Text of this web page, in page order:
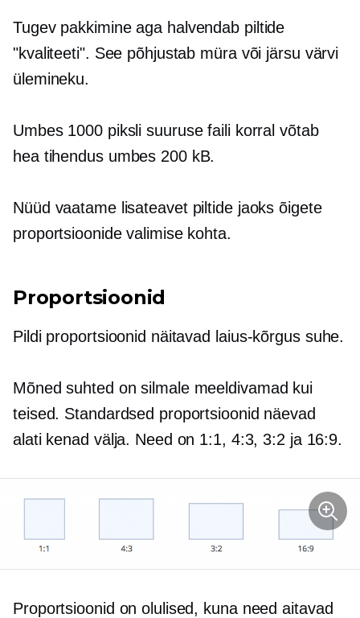
Tugev pakkimine aga halvendab piltide
"kvaliteeti". See põhjustab müra või järsu värvi
ülemineku.
Umbes 1000 piksli suuruse faili korral võtab
hea tihendus umbes 200 kB.
Nüüd vaatame lisateavet piltide jaoks õigete
proportsioonide valimise kohta.
Proportsioonid
Pildi proportsioonid näitavad laius-kõrgussuhe.
Mõned suhted on silmale meeldivamad kui
teised. Standardsed proportsioonid näevad
alati kenad välja. Need on 1:1, 4:3, 3:2 ja 16:9.
Proportsioonid on olulised, kuna need aitavad